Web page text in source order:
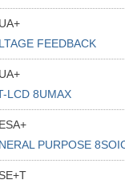
FEEDBACK
LCD 8UMAX
PURPOSE